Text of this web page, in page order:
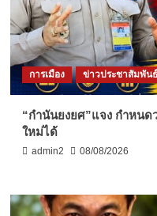
การเมือง ข่าวประชาสัมพันธ์
“กำนันยงยศ”แจง กำหนด
ใหม่ได้
admin2 08/08/2026